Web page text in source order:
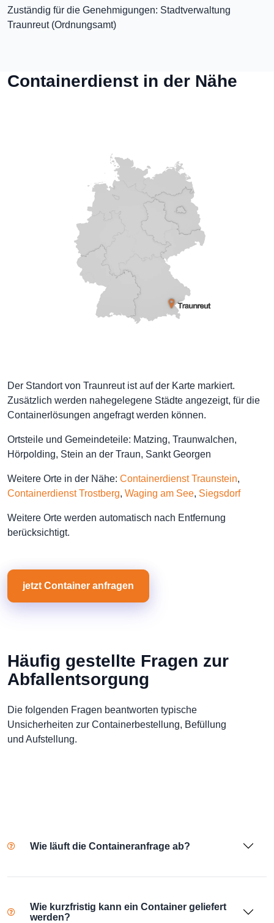
Zuständig für die Genehmigungen: Stadtverwaltung
Traunreut (Ordnungsamt)
Containerdienst in der Nähe
Der Standort von Traunreut ist auf der Karte markiert.
Zusätzlich werden nahegelegene Städte angezeigt, für die
Containerlösungen angefragt werden können.
Ortsteile und Gemeindeteile: Matzing, Traunwalchen,
Hörpolding, Stein an der Traun, Sankt Georgen
Weitere Orte in der Nähe: Containerdienst Traunstein,
Containerdienst Trostberg, Waging am See, Siegsdorf
Weitere Orte werden automatisch nach Entfernung
berücksichtigt.
jetzt Container anfragen
Häufig gestellte Fragen zur
Abfallentsorgung
Die folgenden Fragen beantworten typische
Unsicherheiten zur Containerbestellung, Befüllung
und Aufstellung.
Wie läuft die Containeranfrage ab?
Wie kurzfristig kann ein Container geliefert
werden?